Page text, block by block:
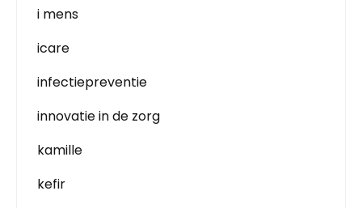
i mens
icare
infectiepreventie
innovatie in de zorg
kamille
kefir